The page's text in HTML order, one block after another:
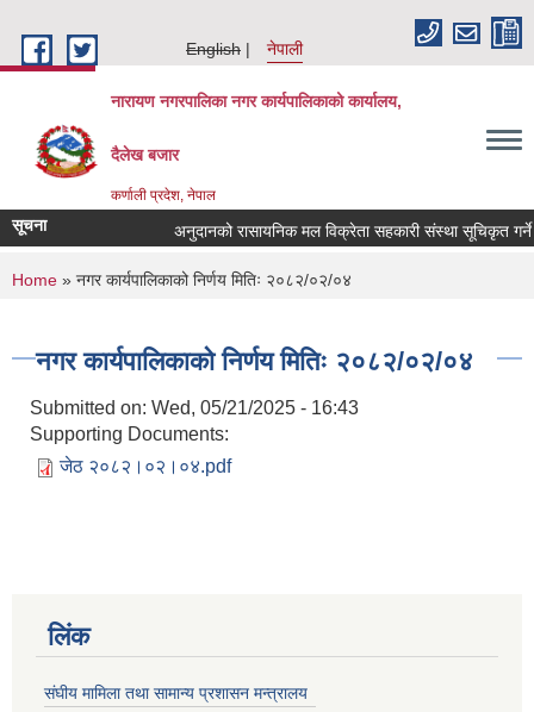
English
नेपाली
नारायण नगरपालिका नगर कार्यपालिकाको कार्यालय,
दैलेख बजार
कर्णाली प्रदेश, नेपाल
सूचना अनुदानको रासायनिक मल विक्रेता सहकारी संस्था सूचिकृत गर्ने
You are here
Home » नगर कार्यपालिकाको निर्णय मितिः २०८२/०२/०४
नगर कार्यपालिकाको निर्णय मितिः २०८२/०२/०४
Submitted on: Wed, 05/21/2025 - 16:43
Supporting Documents:
जेठ २०८२।०२।०४.pdf
लिंक
संघीय मामिला तथा सामान्य प्रशासन मन्त्रालय